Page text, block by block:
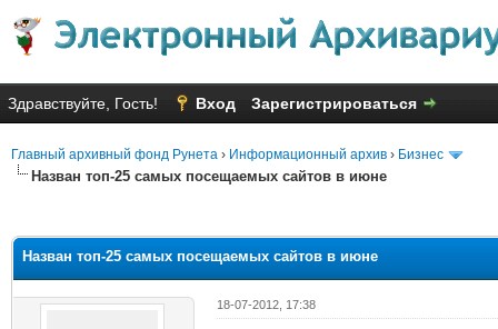
Здравствуйте, Гость! Вход Зарегистрироваться
Главный архивный фонд Рунета › Информационный архив › Бизнес
Назван топ-25 самых посещаемых сайтов в июне
Назван топ-25 самых посещаемых сайтов в июне
18-07-2012, 17:38